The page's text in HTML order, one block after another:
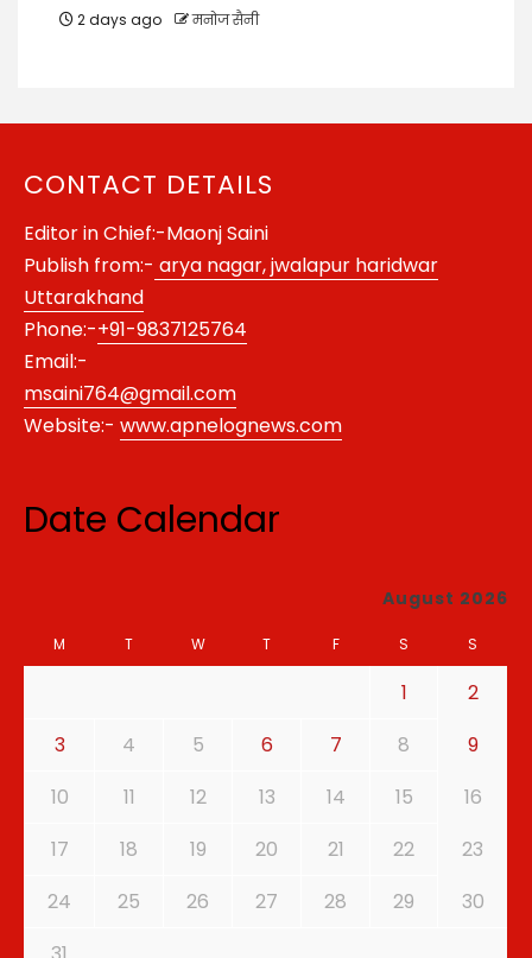
2 days ago मनोज सैनी
CONTACT DETAILS
Editor in Chief:-Maonj Saini
Publish from:- arya nagar, jwalapur haridwar
Uttarakhand
Phone:-+91-9837125764
Email:-
msaini764@gmail.com
Website:- www.apnelognews.com
Date Calendar
August 2026
M T W T F S S
1
2
3
4 5 6 7 8
9
10
11 12 13 14 15
16
17
18 19 20 21 22
23
24
25 26 27 28 29
30